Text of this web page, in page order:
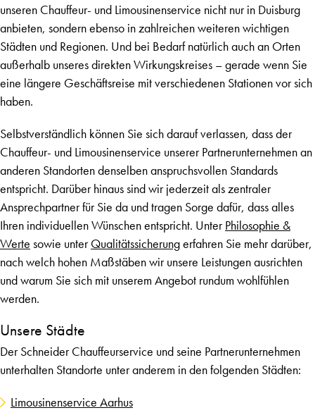
unseren Chauffeur- und Limousinenservice nicht nur in Duisburg
anbieten, sondern ebenso in zahlreichen weiteren wichtigen
Städten und Regionen. Und bei Bedarf natürlich auch an Orten
außerhalb unseres direkten Wirkungskreises – gerade wenn Sie
eine längere Geschäftsreise mit verschiedenen Stationen vor sich
haben.
Selbstverständlich können Sie sich darauf verlassen, dass der
Chauffeur- und Limousinenservice unserer Partnerunternehmen an
anderen Standorten denselben anspruchsvollen Standards
entspricht. Darüber hinaus sind wir jederzeit als zentraler
Ansprechpartner für Sie da und tragen Sorge dafür, dass alles
Ihren individuellen Wünschen entspricht. UnterPhilosophie &
Werte sowie unterQualitätssicherungerfahren Sie mehr darüber,
nach welch hohen Maßstäben wir unsere Leistungen ausrichten
und warum Sie sich mit unserem Angebot rundum wohlfühlen
werden.
Unsere Städte
Der Schneider Chauffeurservice und seine Partnerunternehmen
unterhalten Standorte unter anderem in den folgenden Städten:
Limousinenservice Aarhus